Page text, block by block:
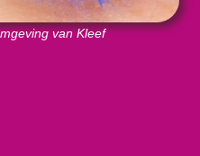
van Kleef